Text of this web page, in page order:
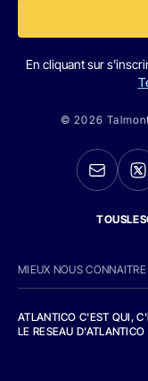
En cliquant sur
© 2026
MIEUX NOUS CONNAITRE
ATLANTICO C'EST QUI,
LE RESEAU D'ATLANTICO